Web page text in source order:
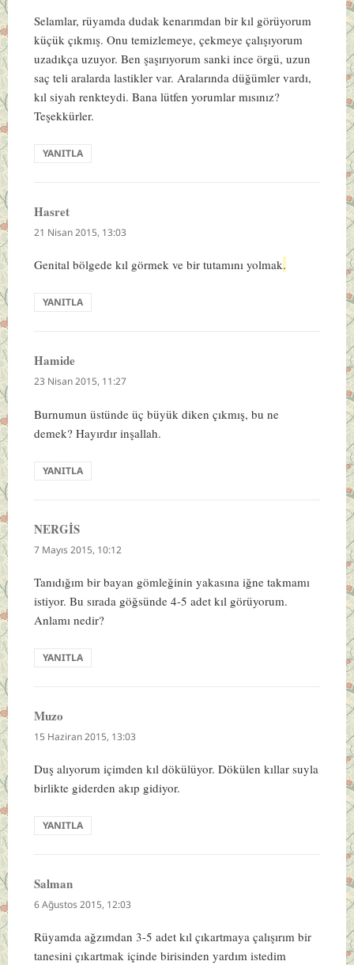
Selamlar, rüyamda dudak kenarımdan bir kıl görüyorum
küçük çıkmış. Onu temizlemeye, çekmeye çalışıyorum
uzadıkça uzuyor. Ben şaşırıyorum sanki ince örgü, uzun
saç teli aralarda lastikler var. Aralarında düğümler vardı,
kıl siyah renkteydi. Bana lütfen yorumlar mısınız?
Teşekkürler.
YANITLA
Hasretdedi
ki:
21 Nisan 2015, 13:03
Genital bölgede kıl görmek ve bir tutamını yolmak.
YANITLA
Hamide
ki:
23 Nisan 2015, 11:27
Burnumun üstünde üç büyük diken çıkmış, bu ne
demek? Hayırdır inşallah.
YANITLA
NERGİSdedi
ki:
7 Mayıs 2015, 10:12
Tanıdığım bir bayan gömleğinin yakasına iğne takmamı
istiyor. Bu sırada göğsünde 4-5 adet kıl görüyorum.
Anlamı nedir?
YANITLA
Muzo
ki:
15 Haziran 2015, 13:03
Duş alıyorum içimden kıl dökülüyor. Dökülen kıllar suyla
birlikte giderden akıp gidiyor.
YANITLA
Salmandedi
ki:
6 Ağustos 2015, 12:03
Rüyamda ağzımdan 3-5 adet kıl çıkartmaya çalışırım bir
tanesini çıkartmak içinde birisinden yardım istedim